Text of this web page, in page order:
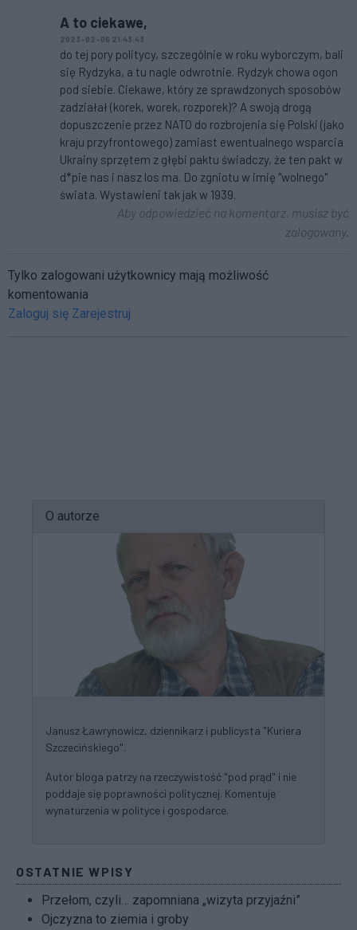
A to ciekawe,
2023-02-06 21:43:43
do tej pory politycy, szczególnie w roku wyborczym, bali
się Rydzyka, a tu nagle odwrotnie. Rydzyk chowa ogon
pod siebie. Ciekawe, który ze sprawdzonych sposobów
zadziałał (korek, worek, rozporek)? A swoją drogą
dopuszczenie przez NATO do rozbrojenia się Polski (jako
kraju przyfrontowego) zamiast ewentualnego wsparcia
Ukrainy sprzętem z głębi paktu świadczy, że ten pakt w
d*pie nas i nasz los ma. Do zgniotu w imię "wolnego"
świata. Wystawieni tak jak w 1939.
Aby odpowiedzieć na komentarz, musisz być
zalogowany.
Tylko zalogowani użytkownicy mają możliwość
komentowania
Zaloguj się Zarejestruj
O autorze
Janusz Ławrynowicz, dziennikarz i publicysta "Kuriera
Szczecińskiego".
Autor bloga patrzy na rzeczywistość "pod prąd" i nie
poddaje się poprawności politycznej. Komentuje
wynaturzenia w polityce i gospodarce.
OSTATNIE WPISY
Przełom, czyli… zapomniana „wizyta przyjaźni”
Ojczyzna to ziemia i groby